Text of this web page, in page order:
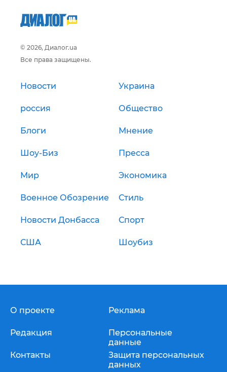
© 2026, Диалог.ua
Все права защищены.
Новости Украина
россия Общество
Блоги Мнение
Шоу-Биз Пресса
Мир Экономика
Военное Обозрение Стиль
Новости Донбасса Спорт
США Шоубиз
О проекте
Редакция
Контакты
Реклама
Персональные
данные
Защита персональных
данных